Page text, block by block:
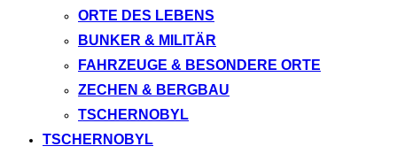
ORTE DES LEBENS
BUNKER & MILITÄR
FAHRZEUGE & BESONDERE ORTE
ZECHEN & BERGBAU
TSCHERNOBYL
TSCHERNOBYL